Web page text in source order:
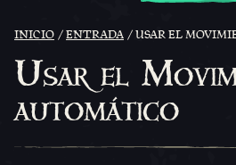
INICIO ENTRADA USAR EL
Usar el
automático